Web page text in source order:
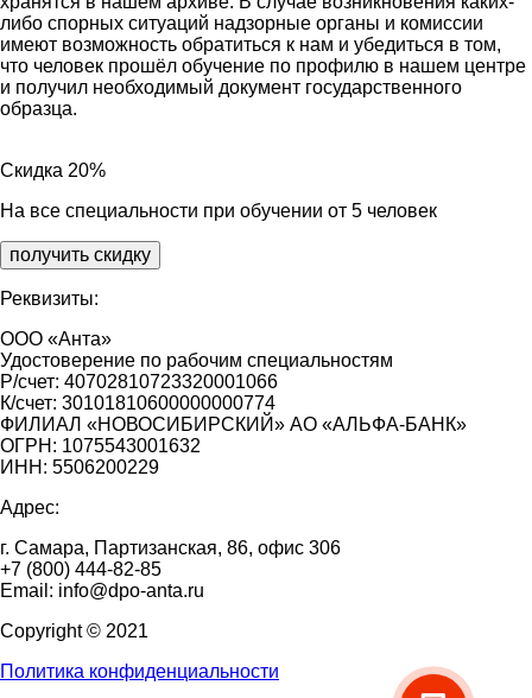
либо спорных ситуаций надзорные органы и комиссии
имеют возможность обратиться к нам и убедиться в том,
что человек прошёл обучение по профилю в нашем центре
и получил необходимый документ государственного
образца.
Скидка 20%
На все специальности при обучении от 5 человек
получить скидку
Реквизиты:
ООО «Анта»
Удостоверение по рабочим специальностям
Р/счет: 40702810723320001066
К/счет: 30101810600000000774
ФИЛИАЛ «НОВОСИБИРСКИЙ» АО «АЛЬФА-БАНК»
ОГРН: 1075543001632
ИНН: 5506200229
Адрес:
г. Самара, Партизанская, 86, офис 306
+7 (800) 444-82-85
Email: info@dpo-anta.ru
Copyright © 2021
Политика конфиденциальности